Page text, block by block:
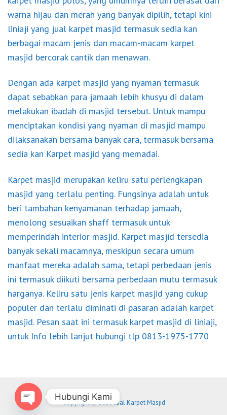
warna hijau dan merah yang banyak dipilih, tetapi kini
liniaji yang jual karpet masjid termasuk sedia kan
berbagai macam jenis dan macam-macam karpet
masjid bercorak cantik dan menawan.
Dengan ada karpet masjid yang nyaman termasuk
dapat sebabkan para jamaah lebih khusyu di dalam
melakukan ibadah di masjid tersebut. Untuk mampu
menciptakan kondisi yang nyaman di masjid mampu
dilaksanakan bersama banyak cara, termasuk bersama
sedia kan Karpet masjid yang memadai.
Karpet masjid merupakan keliru satu perlengkapan
masjid yang terlalu penting. Fungsinya adalah untuk
beri tambahan kenyamanan terhadap jamaah,
menolong sesuaikan shaff termasuk untuk
memperindah interior masjid. Karpet masjid tersedia
banyak sekali macamnya, meskipun secara umum
manfaat mereka adalah sama, tetapi perbedaan jenis
ini termasuk diikuti bersama perbedaan mutu termasuk
harganya. Keliru satu jenis karpet masjid yang cukup
populer dan terlalu diminati di pasaran adalah karpet
masjid. Pesan saat ini termasuk karpet masjid di liniaji,
untuk Info lebih lanjut hubungi tlp 0813-1975-1770
Copyright © 2026 Jual Karpet Masjid
Hubungi Kami